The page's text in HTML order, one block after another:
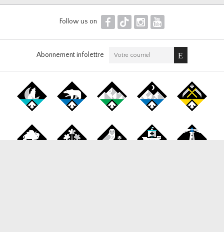
Follow us on F T I Y
Abonnement infolettre